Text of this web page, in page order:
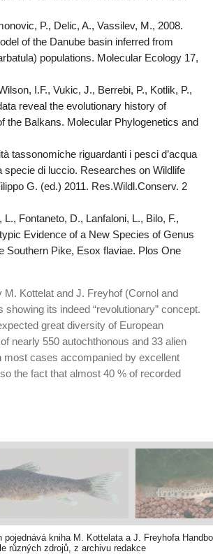
P., Delic, A., Vassilev, M., 2008.
of the Danube basin inferred from
populations. Molecular Ecology 17,
I.F., Vukic, J., Berrebi, P., Kotlik, P.,
reveal the evolutionary history of
the Balkans. Molecular Phylogenetics and
tassonomiche riguardanti i pesci d’acqua
di luccio. Researches on Wildlife
G. (ed.) 2011. Res.Wildl.Conserv. 2
Fontaneto, D., Lanfaloni, L., Bilo, F.,
Evidence of a New Species of Genus
Southern Pike, Esox flaviae. Plos One
Kottelat and J. Freyhof (Cornol and
its indeed “revolu­tionary” concept.
great diversity of European
nearly 550 autochthonous and 33 alien
cases accompanied by excellent
the fact that almost 40 % of recorded
kniha M. Kottelata a J. Freyhofa
různých zdrojů, z archivu redakce